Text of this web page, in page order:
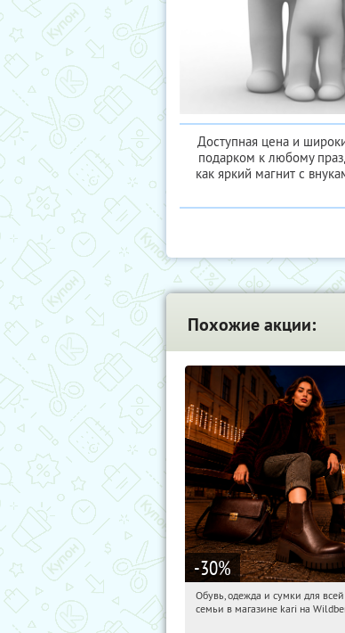
Доступная цена и
подарком к любому
как яркий магнит с
Похожие акции:
-30%
03:18:30
Обувь, одежда и сумки для всей
семьи в магазине kari на